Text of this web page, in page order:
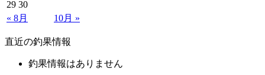
« 8月 10月 »
29 30
直近の釣果情報
釣果情報はありません